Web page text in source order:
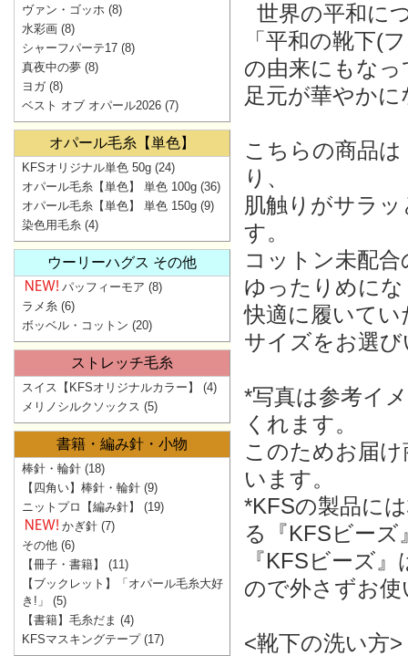
世界の平和に
「平和の靴下(
の由来にもな
足元が華やか
こちらの商品は
り、
肌触りがサラ
す。
コットン未配
ゆったりめに
快適に履いて
サイズをお選
*写真は参考イ
くれます。
このためお届
います。
*KFSの製品に
る『KFSビー
『KFSビーズ
ので外さずお
<靴下の洗い方>
ヴァン・ゴッホ (8)
水彩画 (8)
シャーフパーテ17 (8)
真夜中の夢 (8)
ヨガ(8)
ベスト オブ オパール2026 (7)
オパール毛糸【単色】
KFSオリジナル単色 50g (24)
オパール毛糸【単色】 単色 100g (36)
オパール毛糸【単色】 単色 150g (9)
染色用毛糸 (4)
ウーリーハグス その他
パッフィーモア (8)
ラメ糸 (6)
ボッベル・コットン (20)
ストレッチ毛糸
スイス【KFSオリジナルカラー】
(4)
メリノシルクソックス (5)
書籍・編み針・小物
棒針・輪針 (18)
【四角い】棒針・輪針 (9)
ニットプロ【編み針】
(19)
かぎ針 (7)
その他 (6)
【冊子・書籍】
(11)
【ブックレット】「オパール毛糸大好
き!」
(5)
【書籍】毛糸だま (4)
KFSマスキングテープ(17)